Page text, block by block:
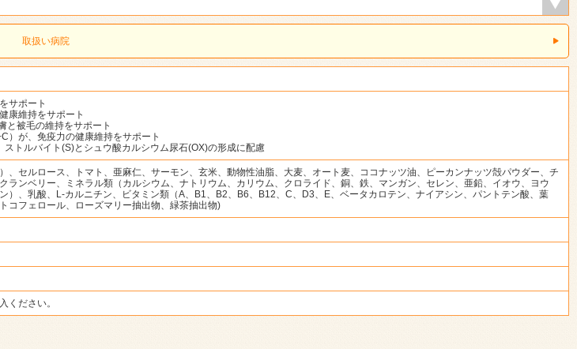
取扱い病院
サポート
康維持をサポート
と被毛の維持をサポート
）が、免疫力の健康維持をサポート
ストルバイト(S)とシュウ酸カルシウム尿石(OX)の形成に配慮
、セルロース、トマト、亜麻仁、サーモン、玄米、動物性油脂、大麦、オート麦、ココナッツ油、ピーカンナッツ殻パウダー、チ
ランベリー、ミネラル類（カルシウム、ナトリウム、カリウム、クロライド、銅、鉄、マンガン、セレン、亜鉛、イオウ、ヨウ
）、乳酸、L-カルニチン、ビタミン類（A、B1、B2、B6、B12、C、D3、E、ベータカロテン、ナイアシン、パントテン酸、葉
コフェロール、ローズマリー抽出物、緑茶抽出物)
ください。